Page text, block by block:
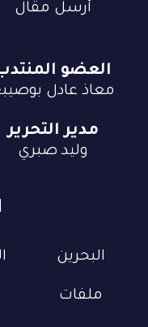
أرسل مقال
البحرين
ملفات
العضو
معاذ عادل
مدير التحرير
وليد صبري